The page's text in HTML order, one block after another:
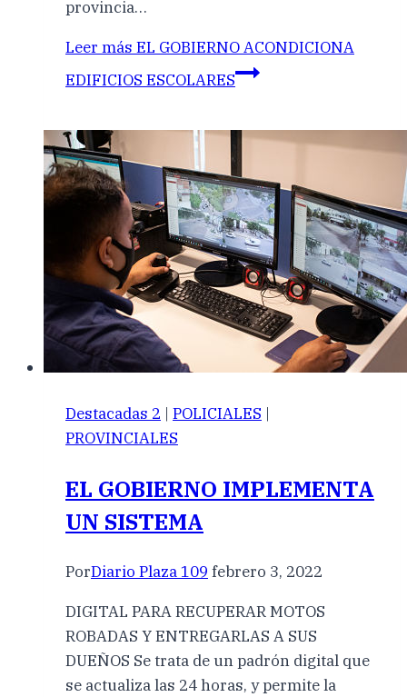
provincia…
Leer más EL GOBIERNO ACONDICIONA
EDIFICIOS ESCOLARES
Destacadas 2 | POLICIALES |
PROVINCIALES
EL GOBIERNO IMPLEMENTA
UN SISTEMA
PorDiario Plaza 109 febrero 3, 2022
DIGITAL PARA RECUPERAR MOTOS
ROBADAS Y ENTREGARLAS A SUS
DUEÑOS Se trata de un padrón digital que
se actualiza las 24 horas, y permite la